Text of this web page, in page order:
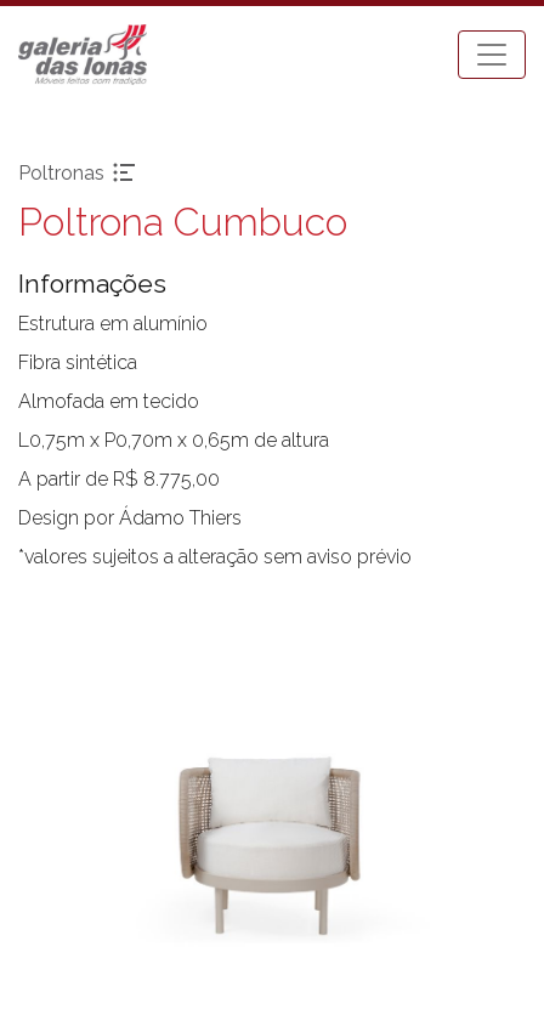
Poltronas
Pronta-entrega
Aparadores
Balanços
Bancos
Cadeiras sem braço
Chaises
Carro Bar
Espreguiçadeiras
Puffs
Poltrona Cumbuco
Informações
Estrutura em alumínio
Fibra sintética
Almofada em tecido
L0,75m x P0,70m x 0,65m de altura
A partir de R$ 8.775,00
Design por Ádamo Thiers
*valores sujeitos a alteração sem aviso prévio